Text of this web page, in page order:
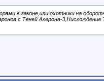
в законе,или охотники на
с Теней Ахерона-